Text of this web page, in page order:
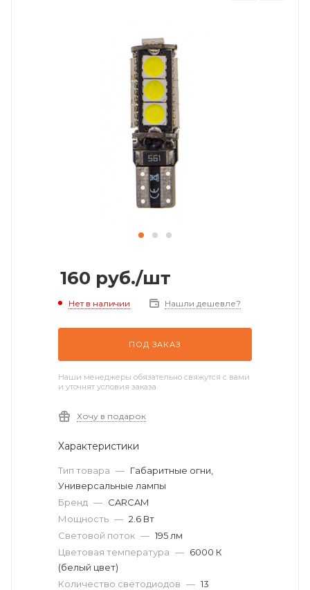
160 руб./шт
Нет в наличии Нашли дешевле?
ПОД ЗАКАЗ
Наши менеджеры обязательно свяжутся с вами
и уточнят условия заказа
Хочу в подарок
Характеристики
Тип товара — Габаритные огни,
Универсальные лампы
Бренд — CARCAM
Мощность — 2.6 Вт
Световой поток — 195 лм
Цветовая температура — 6000 К
(белый цвет)
Количество светодиодов — 13